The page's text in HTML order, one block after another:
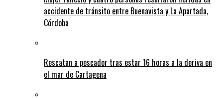
accidente de tránsito entre Buenavista y La Apartada,
Córdoba
Rescatan a pescador tras estar 16 horas a la deriva en
el mar de Cartagena